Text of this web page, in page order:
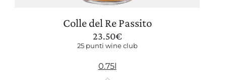
Colle del Re Passito
23.50€
25 punti wine club
0.75l